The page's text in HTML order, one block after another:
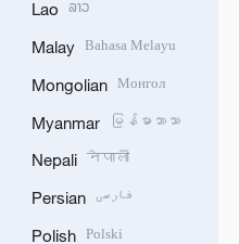
Lao ລາວ
Malay Bahasa Melayu
Mongolian Монгол
Myanmar မြန်မာဘာသာ
Nepali नेपाली
Persian فارسی
Polish Polski